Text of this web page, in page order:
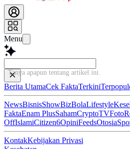
Menu
Tanya apapun tentang artikel in
Berita UtamaCek FaktaTerkini
NewsBisnisShowBizBolaLifestyle
FaktaEnam PlusSahamCryptoTVFoto
OffIslamiCitizen6OpiniFeedsOtosia
KontakKebijakan Privasi